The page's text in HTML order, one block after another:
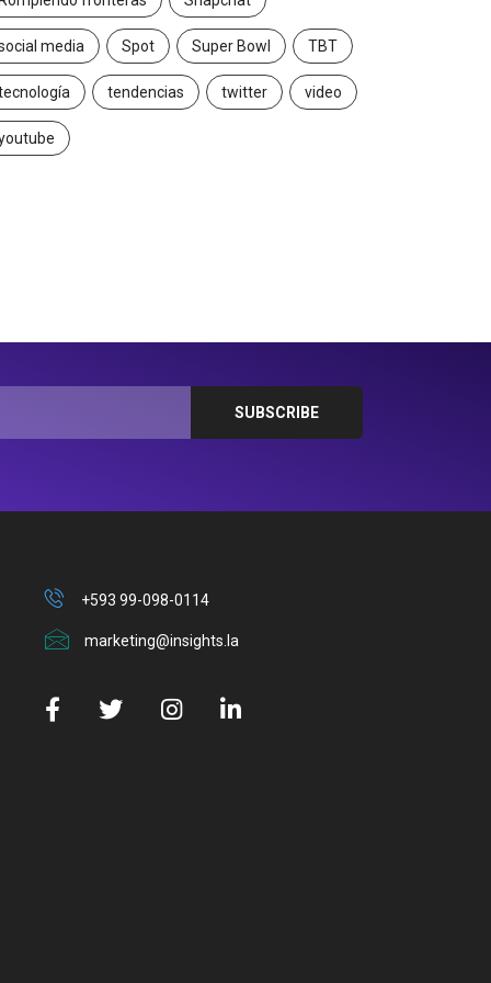
media Spot Super Bowl TBT
tendencias twitter video
+593 99-098-0114
marketing@insights.la